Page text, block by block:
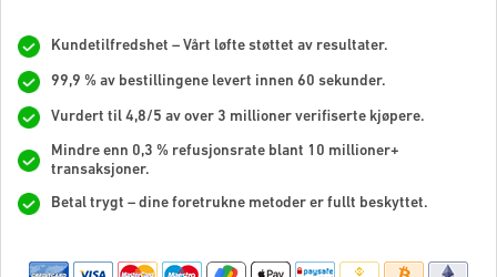
Kundetilfredshet – Vårt løfte støttet av resultater.
99,9 % av bestillingene levert innen 60 sekunder.
Vurdert til 4,8/5 av over 3 millioner verifiserte kjøpere.
Mindre enn 0,3 % refusjonsrate blant 10 millioner+
transaksjoner.
Betal trygt – dine foretrukne metoder er fullt beskyttet.